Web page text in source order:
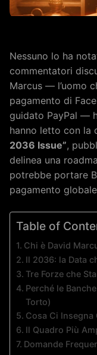
Nessuno lo ha
commentatori
Marcus — l’uomo
pagamento di
guidato PayPal —
hanno letto con la
2036 Issue”,
delinea una
potrebbe portare
pagamento
Table of
Chi è David
Il 2036: la Data
Tre Forze che
Perché le
Torto)
Cosa Ci Insegna
Il Quadro Più
Domande